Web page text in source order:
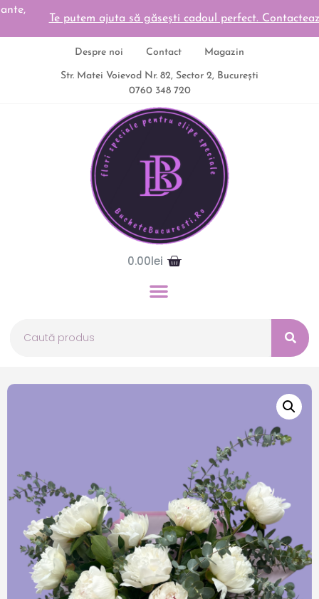
Te putem ajuta să găsești cadoul perfect. Contacteaza-ne
Despre noi Contact Magazin
Str. Matei Voievod Nr. 82, Sector 2, București
0760 348 720
0.00lei